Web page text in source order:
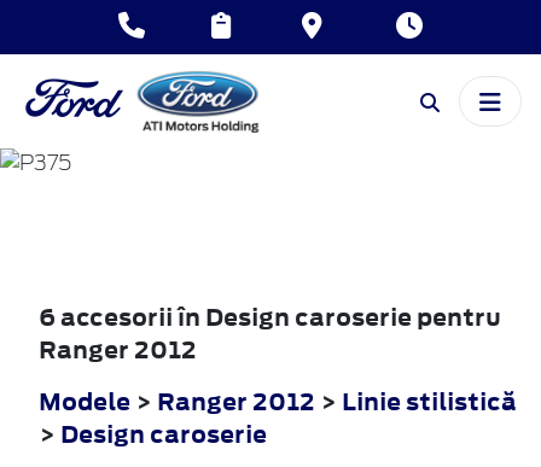
RANGER
6 accesorii în Design caroserie pentru
Ranger 2012
Modele > Ranger 2012 > Linie stilistică
> Design caroserie